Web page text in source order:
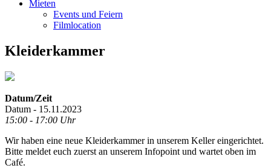
Mieten
Events und Feiern
Filmlocation
Kleiderkammer
Datum/Zeit
Datum - 15.11.2023
15:00 - 17:00 Uhr
Wir haben eine neue Kleiderkammer in unserem Keller eingerichtet.
Bitte meldet euch zuerst an unserem Infopoint und wartet oben im
Café.